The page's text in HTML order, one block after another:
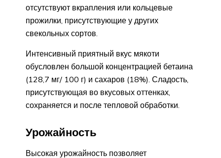
отсутствуют вкрапления или кольцевые
прожилки, присутствующие у других
свекольных сортов.
Интенсивный приятный вкус мякоти
обусловлен большой концентрацией бетаина
(128,7 мг/ 100 г) и сахаров (18%). Сладость,
присутствующая во вкусовых оттенках,
сохраняется и после тепловой обработки.
Урожайность
Высокая урожайность позволяет